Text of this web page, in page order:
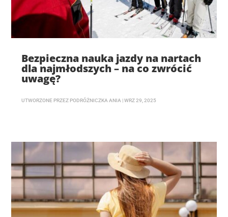
Bezpieczna nauka jazdy na nartach
dla najmłodszych – na co zwrócić
uwagę?
UTWORZONE PRZEZ PODRÓŻNICZKA ANIA |WRZ 29, 2025